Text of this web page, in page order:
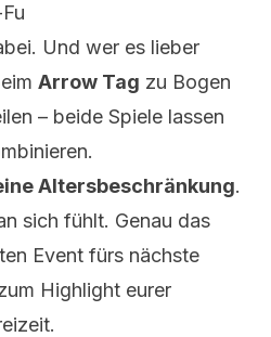
Spaß habt – hier
Und wer es lieber
Arrow Tag zu Bogen
– beide Spiele lassen
Altersbeschränkung.
sich fühlt. Genau das
Event fürs nächste
Highlight eurer